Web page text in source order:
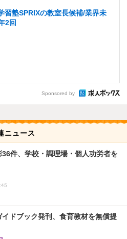
習塾SPRIXの教室長候補/業界未
2回
Sponsored by
ニュース
件、学校・調理場・個人功労者を
イドブック発刊、食育教材を無償提